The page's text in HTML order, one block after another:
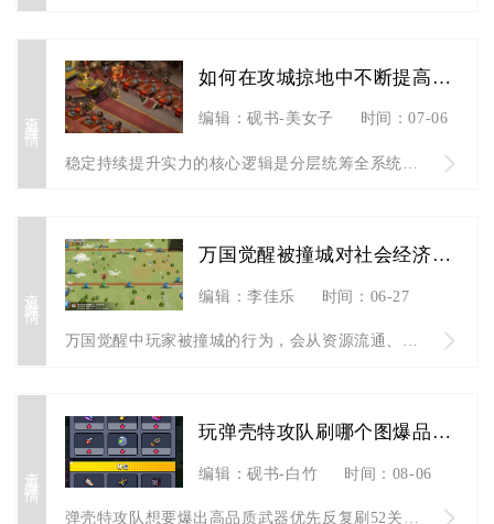
查看详情
如何在攻城掠地中不断提高实力水平
编辑：砚书-美女子 时间：07-06
查看详情
万国觉醒被撞城对社会经济有何影响
编辑：李佳乐 时间：06-27
玩弹壳特攻队刷哪个图爆品质武器
编辑：砚书-白竹 时间：08-06